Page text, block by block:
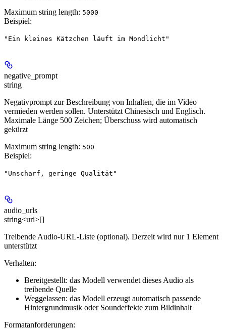
Maximum string length: 5000
Beispiel:
"Ein kleines Kätzchen läuft im Mondlicht"
negative_prompt
string
Negativprompt zur Beschreibung von Inhalten, die im Video
vermieden werden sollen. Unterstützt Chinesisch und Englisch.
Maximale Länge 500 Zeichen; Überschuss wird automatisch
gekürzt
Maximum string length: 500
Beispiel:
"Unscharf, geringe Qualität"
audio_urls
string<uri>[]
Treibende Audio-URL-Liste (optional). Derzeit wird nur 1 Element
unterstützt
Verhalten:
Bereitgestellt: das Modell verwendet dieses Audio als
treibende Quelle
Weggelassen: das Modell erzeugt automatisch passende
Hintergrundmusik oder Soundeffekte zum Bildinhalt
Formatanforderungen: